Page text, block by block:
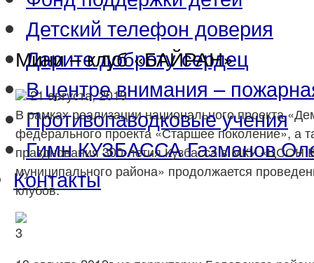
Детский телефон доверия
Дарите доброту сердец
В центре внимания –
Противопаводковые учения
Гимн КУЗБАССА Газманов
Контакты
Мини – клуб «БАЙРАН»
21 августа, 2019
В рамках реализации национального проекта
федерального проекта «Старшее поколение», а
празднования 300-летия Кузбасса в МКУ «ЦСОН
муниципального района» продолжается
клубов.